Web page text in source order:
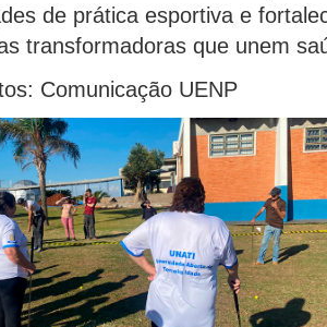
de prática esportiva e
transformadoras que unem
Comunicação UENP